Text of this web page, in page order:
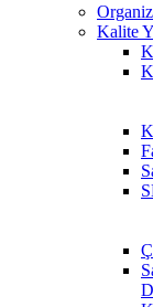
Kalite